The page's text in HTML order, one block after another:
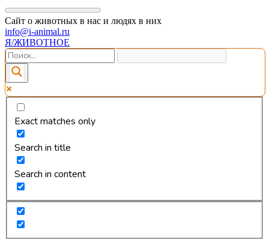
Сайт о животных в нас и людях в них
info@i-animal.ru
Я/ЖИВОТНОЕ
Exact matches only
Search in title
Search in content